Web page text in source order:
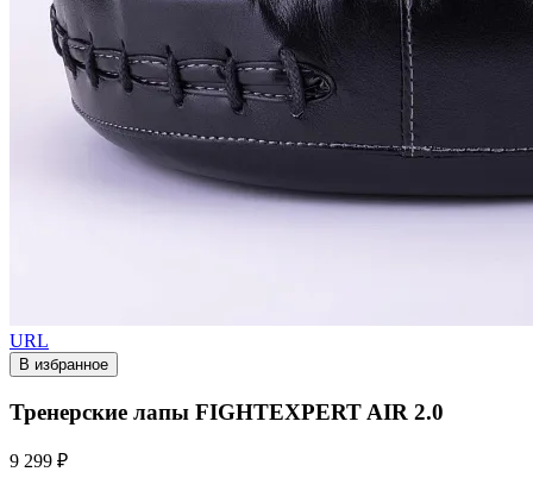
URL
В избранное
Тренерские лапы FIGHTEXPERT AIR 2.0
9 299 ₽